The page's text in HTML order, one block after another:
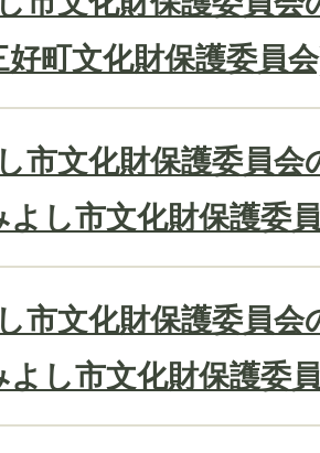
好町文化財保護委員
市文化財保護委員会
よし市文化財保護委
市文化財保護委員会
よし市文化財保護委